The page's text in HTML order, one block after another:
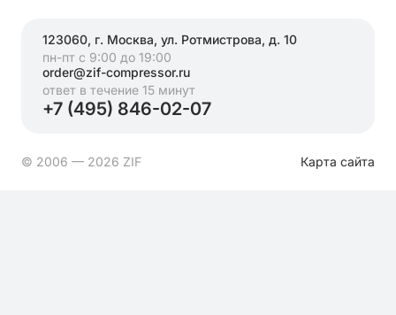
123060, г. Москва, ул. Ротмистрова, д. 10
пн-пт с 9:00 до 19:00
order@zif-compressor.ru
ответ в течение 15 минут
+7 (495) 846-02-07
© 2006 — 2026 ZIF Карта сайта